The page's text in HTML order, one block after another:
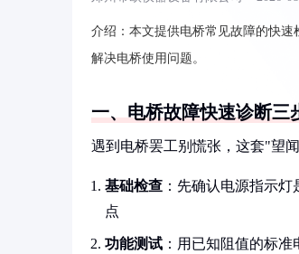
介绍： 本文提供电桥常见故障的快
解决电桥使用问题。
一、电桥故障快速诊断三
遇到电桥罢工别慌张，这套"望
基础检查 ：先确认电源指示
点
功能测试 ：用已知阻值的标